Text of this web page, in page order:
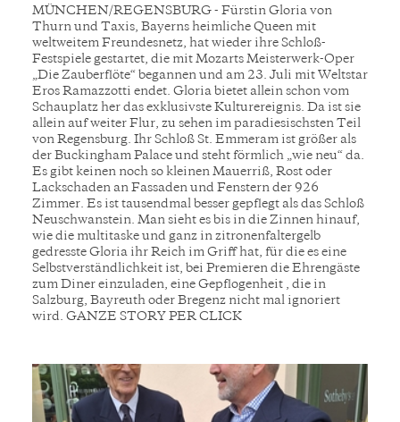
MÜNCHEN/REGENSBURG - Fürstin Gloria von
Thurn und Taxis, Bayerns heimliche Queen mit
weltweitem Freundesnetz, hat wieder ihre Schloß-
Festspiele gestartet, die mit Mozarts Meisterwerk-Oper
„Die Zauberflöte“ begannen und am 23. Juli mit Weltstar
Eros Ramazzotti endet. Gloria bietet allein schon vom
Schauplatz her das exklusivste Kulturereignis. Da ist sie
allein auf weiter Flur, zu sehen im paradiesischsten Teil
von Regensburg. Ihr Schloß St. Emmeram ist größer als
der Buckingham Palace und steht förmlich „wie neu“ da.
Es gibt keinen noch so kleinen Mauerriß, Rost oder
Lackschaden an Fassaden und Fenstern der 926
Zimmer. Es ist tausendmal besser gepflegt als das Schloß
Neuschwanstein. Man sieht es bis in die Zinnen hinauf,
wie die multitaske und ganz in zitronenfaltergelb
gedresste Gloria ihr Reich im Griff hat, für die es eine
Selbstverständlichkeit ist, bei Premieren die Ehrengäste
zum Diner einzuladen, eine Gepflogenheit , die in
Salzburg, Bayreuth oder Bregenz nicht mal ignoriert
wird. GANZE STORY PER CLICK